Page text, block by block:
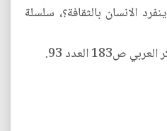
الانسان بالثقافة؟، سلسلة